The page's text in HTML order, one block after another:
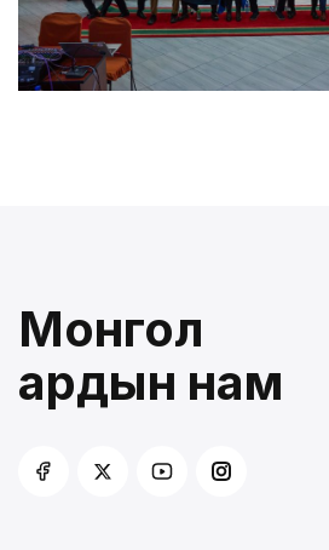
Монгол
ардын нам